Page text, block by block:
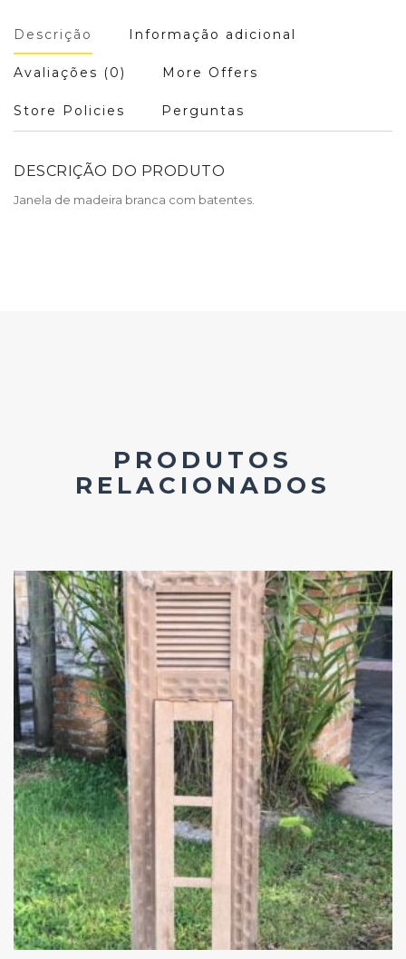
Descrição Informação adicional
Avaliações (0) More Offers
Store Policies Perguntas
DESCRIÇÃO DO PRODUTO
Janela de madeira branca com batentes.
PRODUTOS
RELACIONADOS
Add
ao
Favoritos